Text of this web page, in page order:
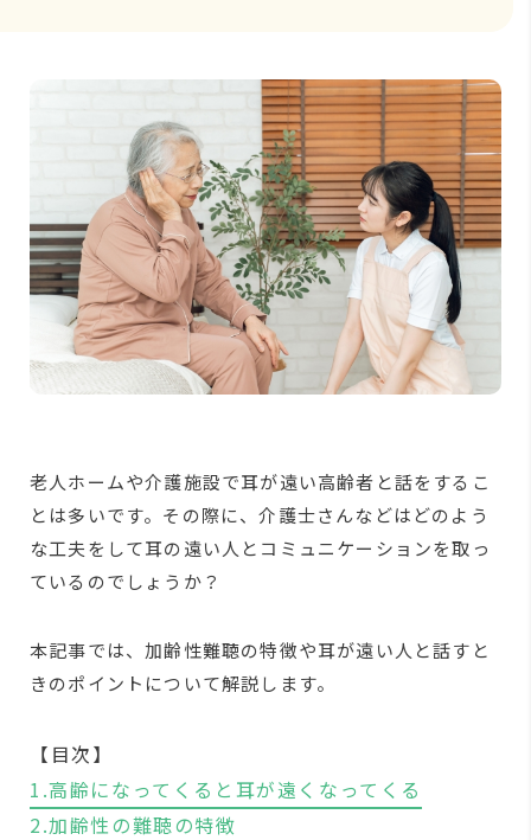
老人ホームや介護施設で耳が遠い高齢者と話をするこ
とは多いです。その際に、介護士さんなどはどのよう
な工夫をして耳の遠い人とコミュニケーションを取っ
ているのでしょうか？
本記事では、加齢性難聴の特徴や耳が遠い人と話すと
きのポイントについて解説します。
【目次】
1.高齢になってくると耳が遠くなってくる
2.加齢性の難聴の特徴